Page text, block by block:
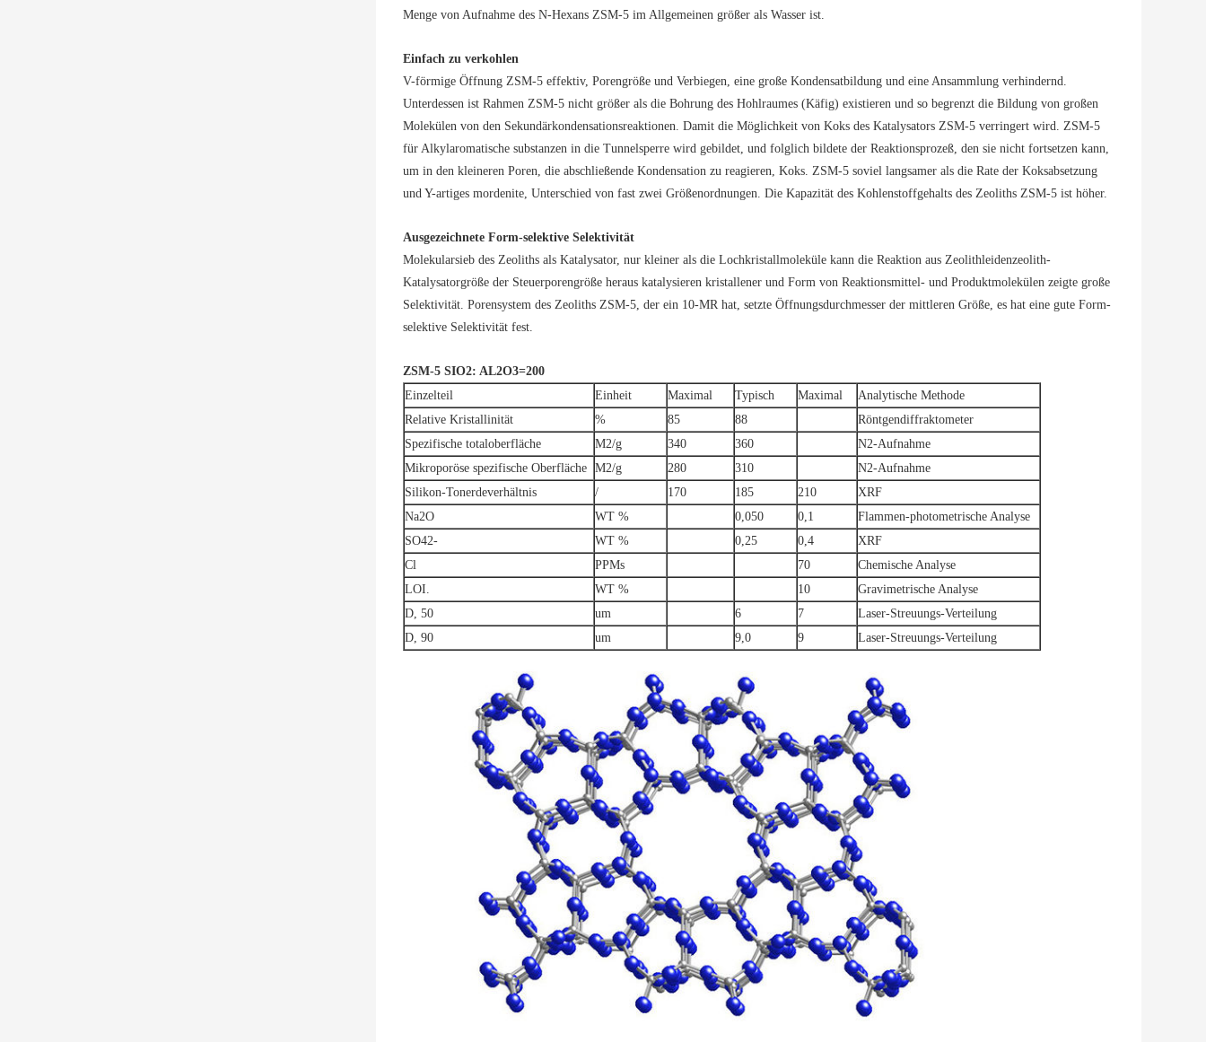
Menge von Aufnahme des N-Hexans ZSM-5 im Allgemeinen größer als Wasser ist.
Einfach zu verkohlen
V-förmige Öffnung ZSM-5 effektiv, Porengröße und Verbiegen, eine große Kondensatbildung und eine Ansammlung verhindernd.
Unterdessen ist Rahmen ZSM-5 nicht größer als die Bohrung des Hohlraumes (Käfig) existieren und so begrenzt die Bildung von großen
Molekülen von den Sekundärkondensationsreaktionen. Damit die Möglichkeit von Koks des Katalysators ZSM-5 verringert wird. ZSM-5
für Alkylaromatische substanzen in die Tunnelsperre wird gebildet, und folglich bildete der Reaktionsprozeß, den sie nicht fortsetzen kann,
um in den kleineren Poren, die abschließende Kondensation zu reagieren, Koks. ZSM-5 soviel langsamer als die Rate der Koksabsetzung
und Y-artiges mordenite, Unterschied von fast zwei Größenordnungen. Die Kapazität des Kohlenstoffgehalts des Zeoliths ZSM-5 ist höher.
Ausgezeichnete Form-selektive Selektivität
Molekularsieb des Zeoliths als Katalysator, nur kleiner als die Lochkristallmoleküle kann die Reaktion aus Zeolithleidenzeolith-
Katalysatorgröße der Steuerporengröße heraus katalysieren kristallener und Form von Reaktionsmittel- und Produktmolekülen zeigte große
Selektivität. Porensystem des Zeoliths ZSM-5, der ein 10-MR hat, setzte Öffnungsdurchmesser der mittleren Größe, es hat eine gute Form-
selektive Selektivität fest.
ZSM-5 SIO2: AL2O3=200
Einzelteil
Einheit Maximal Typisch Maximal
Analytische Methode
Relative Kristallinität
% 85 88
Röntgendiffraktometer
Spezifische totaloberfläche
M2/g 340 360
N2-Aufnahme
Mikroporöse spezifische Oberfläche M2/g 280 310
N2-Aufnahme
Silikon-Tonerdeverhältnis
/ 170 185 210
XRF
Na2O
WT % 0,050 0,1
Flammen-photometrische Analyse
SO42-
WT % 0,25 0,4
XRF
Cl
PPMs 70
Chemische Analyse
LOI.
WT % 10
Gravimetrische Analyse
D, 50
um 6 7
Laser-Streuungs-Verteilung
D, 90
um 9,0 9 Laser-Streuungs-Verteilung